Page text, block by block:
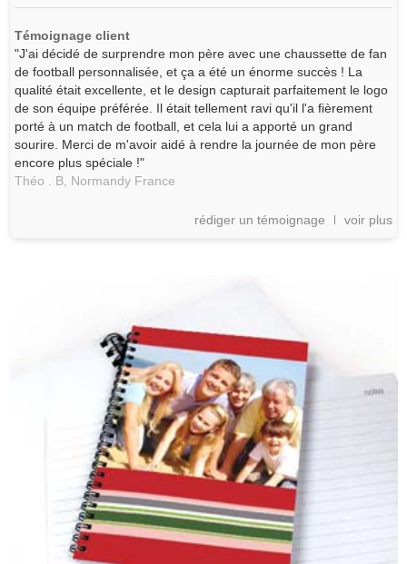
Témoignage client
"J'ai décidé de surprendre mon père avec une chaussette de fan
de football personnalisée, et ça a été un énorme succès ! La
qualité était excellente, et le design capturait parfaitement le logo
de son équipe préférée. Il était tellement ravi qu'il l'a fièrement
porté à un match de football, et cela lui a apporté un grand
sourire. Merci de m'avoir aidé à rendre la journée de mon père
encore plus spéciale !"
Théo . B, Normandy France
rédiger un témoignage voir plus